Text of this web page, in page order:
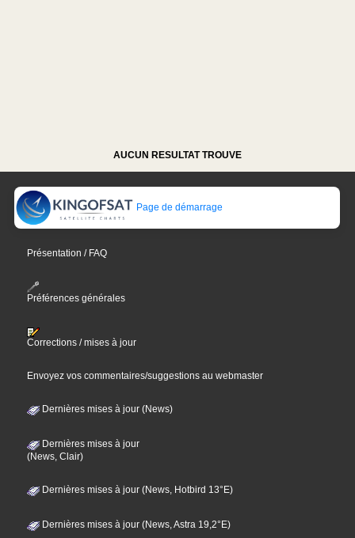
AUCUN RESULTAT TROUVE
Page de démarrage
Présentation / FAQ
Préférences générales
Corrections / mises à jour
Envoyez vos commentaires/suggestions au webmaster
Dernières mises à jour (News)
Dernières mises à jour
(News, Clair)
Dernières mises à jour (News, Hotbird 13°E)
Dernières mises à jour (News, Astra 19,2°E)